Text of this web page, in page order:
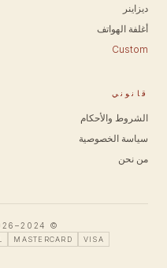
ديزاينر
أغلفة الهواتف
Custom
قانوني
الشروط والأحكام
سياسة الخصوصية
من نحن
© 2024–2026 ORIENTALIS
VISA
MASTERCARD